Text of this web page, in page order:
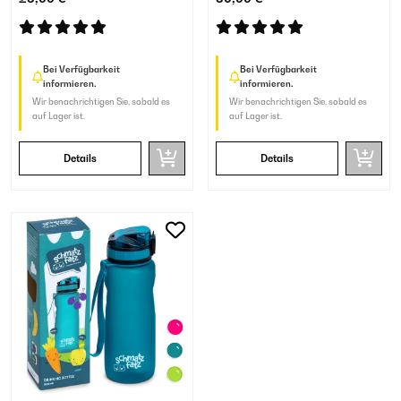
Bei Verfügbarkeit
informieren.
Wir benachrichtigen Sie, sobald es
auf Lager ist.
Details
Bei Verfügbarkeit
informieren.
Wir benachrichtigen Sie, sobald es
auf Lager ist.
Details